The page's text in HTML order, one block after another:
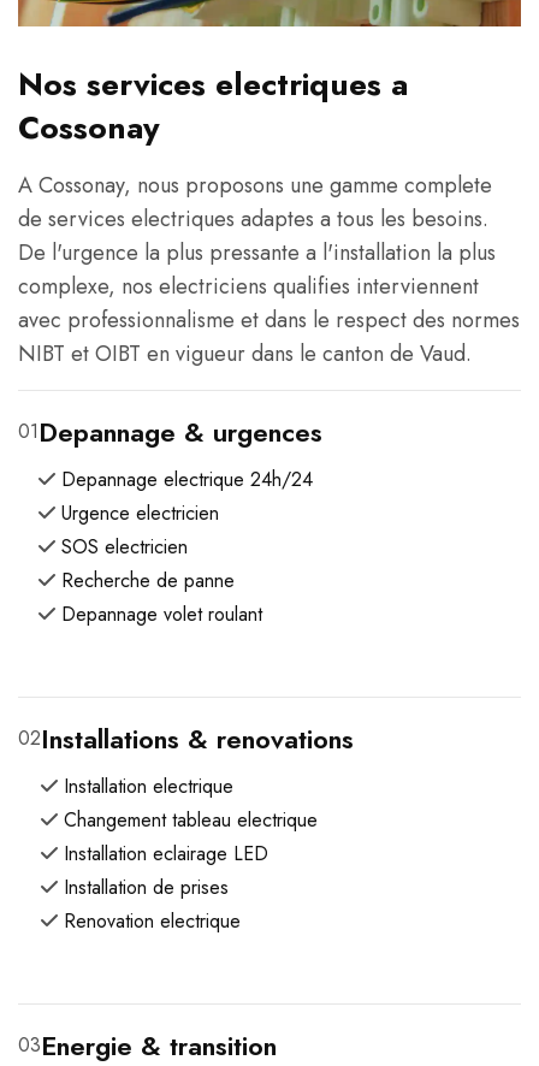
Nos services electriques a
Cossonay
A Cossonay, nous proposons une gamme complete
de services electriques adaptes a tous les besoins.
De l'urgence la plus pressante a l'installation la plus
complexe, nos electriciens qualifies interviennent
avec professionnalisme et dans le respect des normes
NIBT et OIBT en vigueur dans le canton de Vaud.
01Depannage & urgences
Depannage electrique 24h/24
Urgence electricien
SOS electricien
Recherche de panne
Depannage volet roulant
02Installations & renovations
Installation electrique
Changement tableau electrique
Installation eclairage LED
Installation de prises
Renovation electrique
03Energie & transition